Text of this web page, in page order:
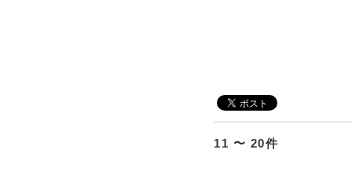
11 〜 20件